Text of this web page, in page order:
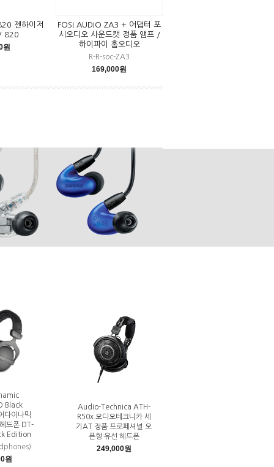
젠하이저
820
원
FOSI AUDIO ZA3 + 어댑터 포
시오디오 사운드캣 정품 앰프 /
하이파이 홈오디오
R-R-soc-ZA3
169,000원
Black
다이나믹
드폰 DT-
Edition
원
Audio-Technica ATH-
R50x 오디오테크니카 세
기AT 정품 프로페셔널 오
픈형 유선 헤드폰
249,000원